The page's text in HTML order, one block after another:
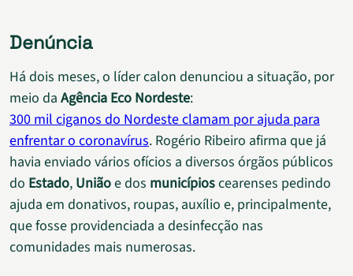
Denúncia
Há dois meses, o líder calon denunciou a situação, por
meio da Agência Eco Nordeste:
300 mil ciganos do Nordeste clamam por ajuda para
enfrentar o coronavírus. Rogério Ribeiro afirma que já
havia enviado vários ofícios a diversos órgãos públicos
do Estado, Uniãoe dos municípioscearenses pedindo
ajuda em donativos, roupas, auxílio e, principalmente,
que fosse providenciada a desinfecção nas
comunidades mais numerosas.